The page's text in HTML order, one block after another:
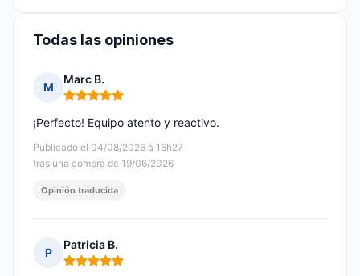
Todas las opiniones
M
Marc B.
Nota: 5 de 5
Publicado el 04/08/2026 à 16h27
tras una compra de 19/06/2026
¡Perfecto! Equipo atento y reactivo.
Opinión traducida
P
Patricia B.
Nota: 5 de 5